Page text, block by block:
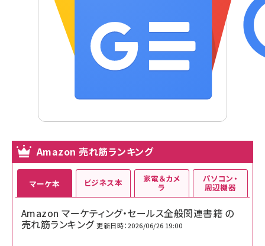
Amazon 売れ筋ランキング
マーケ本
Amazon マーケティング・セールス全般関連書籍 の
売れ筋ランキング 更新日時：2026/06/26 19:00
ビジネス本 家電＆カメ
ラ
パソコン・
周辺機器